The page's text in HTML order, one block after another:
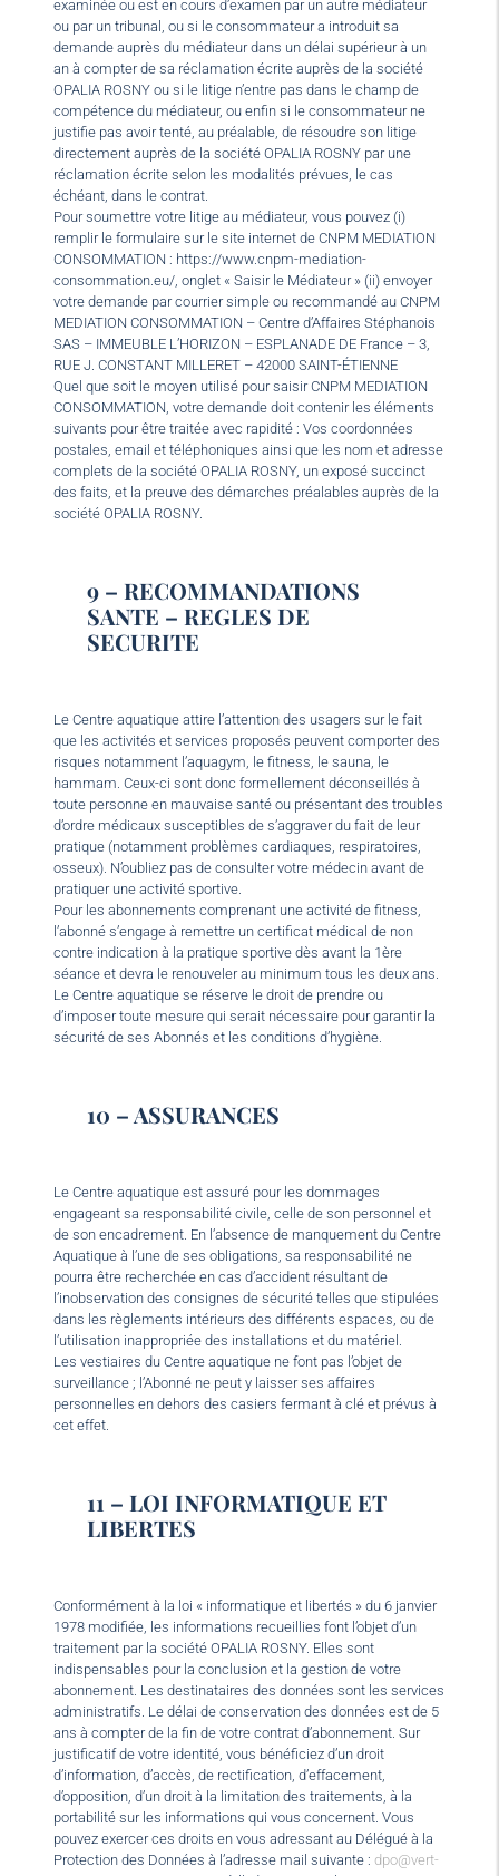
examinée ou est en cours d’examen par un autre médiateur
ou par un tribunal, ou si le consommateur a introduit sa
demande auprès du médiateur dans un délai supérieur à un
an à compter de sa réclamation écrite auprès de la société
OPALIA ROSNY ou si le litige n’entre pas dans le champ de
compétence du médiateur, ou enfin si le consommateur ne
justifie pas avoir tenté, au préalable, de résoudre son litige
directement auprès de la société OPALIA ROSNY par une
réclamation écrite selon les modalités prévues, le cas
échéant, dans le contrat.
Pour soumettre votre litige au médiateur, vous pouvez (i)
remplir le formulaire sur le site internet de CNPM MEDIATION
CONSOMMATION : https://www.cnpm-mediation-
consommation.eu/, onglet « Saisir le Médiateur » (ii) envoyer
votre demande par courrier simple ou recommandé au CNPM
MEDIATION CONSOMMATION – Centre d’Affaires Stéphanois
SAS – IMMEUBLE L’HORIZON – ESPLANADE DE France – 3,
RUE J. CONSTANT MILLERET – 42000 SAINT-ÉTIENNE
Quel que soit le moyen utilisé pour saisir CNPM MEDIATION
CONSOMMATION, votre demande doit contenir les éléments
suivants pour être traitée avec rapidité : Vos coordonnées
postales, email et téléphoniques ainsi que les nom et adresse
complets de la société OPALIA ROSNY, un exposé succinct
des faits, et la preuve des démarches préalables auprès de la
société OPALIA ROSNY.
9 – RECOMMANDATIONS
SANTE – REGLES DE
SECURITE
Le Centre aquatique attire l’attention des usagers sur le fait
que les activités et services proposés peuvent comporter des
risques notamment l’aquagym, le fitness, le sauna, le
hammam. Ceux-ci sont donc formellement déconseillés à
toute personne en mauvaise santé ou présentant des troubles
d’ordre médicaux susceptibles de s’aggraver du fait de leur
pratique (notamment problèmes cardiaques, respiratoires,
osseux). N’oubliez pas de consulter votre médecin avant de
pratiquer une activité sportive.
Pour les abonnements comprenant une activité de fitness,
l’abonné s’engage à remettre un certificat médical de non
contre indication à la pratique sportive dès avant la 1ère
séance et devra le renouveler au minimum tous les deux ans.
Le Centre aquatique se réserve le droit de prendre ou
d’imposer toute mesure qui serait nécessaire pour garantir la
sécurité de ses Abonnés et les conditions d’hygiène.
10 – ASSURANCES
Le Centre aquatique est assuré pour les dommages
engageant sa responsabilité civile, celle de son personnel et
de son encadrement. En l’absence de manquement du Centre
Aquatique à l’une de ses obligations, sa responsabilité ne
pourra être recherchée en cas d’accident résultant de
l’inobservation des consignes de sécurité telles que stipulées
dans les règlements intérieurs des différents espaces, ou de
l’utilisation inappropriée des installations et du matériel.
Les vestiaires du Centre aquatique ne font pas l’objet de
surveillance ; l’Abonné ne peut y laisser ses affaires
personnelles en dehors des casiers fermant à clé et prévus à
cet effet.
11 – LOI INFORMATIQUE ET
LIBERTES
Conformément à la loi « informatique et libertés » du 6 janvier
1978 modifiée, les informations recueillies font l’objet d’un
traitement par la société OPALIA ROSNY. Elles sont
indispensables pour la conclusion et la gestion de votre
abonnement. Les destinataires des données sont les services
administratifs. Le délai de conservation des données est de 5
ans à compter de la fin de votre contrat d’abonnement. Sur
justificatif de votre identité, vous bénéficiez d’un droit
d’information, d’accès, de rectification, d’effacement,
d’opposition, d’un droit à la limitation des traitements, à la
portabilité sur les informations qui vous concernent. Vous
pouvez exercer ces droits en vous adressant au Délégué à la
Protection des Données à l’adresse mail suivante : dpo@vert-